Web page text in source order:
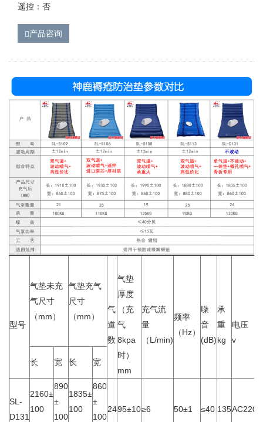
遥控：否
产品咨询
型号
气垫未充
气尺寸
（mm）
气垫充气
尺寸
（mm）
气
道
数
气垫
厚度
（充
气
8kpa
时）
mm
充气流
量
（L/min)
频率
（Hz）
噪
音
(dB)
承
重
kg
电压
v
长 宽 长 宽
SL-
D131
2160±
100
890
±
100
1835±
100
860
±
100
2495±10≥6 50±1 ≤40 135